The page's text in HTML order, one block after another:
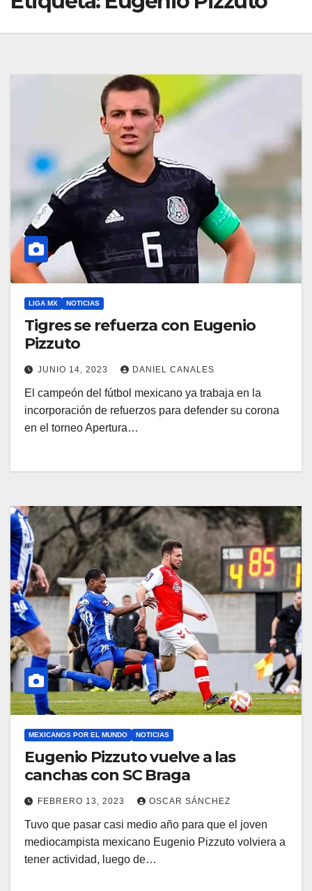
LIGA MX NOTICIAS
Tigres se refuerza con Eugenio
Pizzuto
JUNIO 14, 2023 DANIEL CANALES
El campeón del fútbol mexicano ya trabaja en la
incorporación de refuerzos para defender su corona
en el torneo Apertura…
MEXICANOS POR EL MUNDO NOTICIAS
Eugenio Pizzuto vuelve a las
canchas con SC Braga
FEBRERO 13, 2023 OSCAR SÁNCHEZ
Tuvo que pasar casi medio año para que el joven
mediocampista mexicano Eugenio Pizzuto volviera a
tener actividad, luego de…